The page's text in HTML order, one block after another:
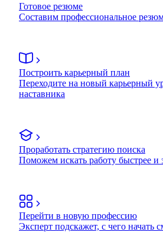
Готовое резюме
Составим профессиональное
Построить карьерный план
Переходите на новый карьерный
наставника
Проработать стратегию поиска
Поможем искать работу быстрее и
Перейти в новую профессию
Эксперт подскажет, с чего начать